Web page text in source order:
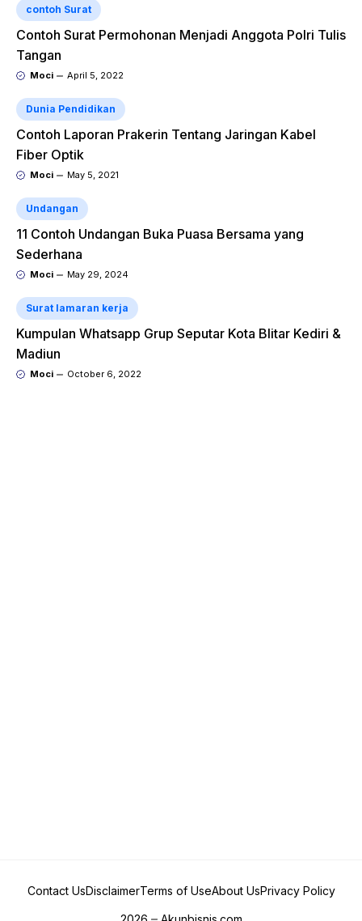
contoh Surat
Contoh Surat Permohonan Menjadi Anggota Polri Tulis
Tangan
Moci April 5, 2022
Dunia Pendidikan
Contoh Laporan Prakerin Tentang Jaringan Kabel
Fiber Optik
Moci May 5, 2021
Undangan
11 Contoh Undangan Buka Puasa Bersama yang
Sederhana
Moci May 29, 2024
Surat lamaran kerja
Kumpulan Whatsapp Grup Seputar Kota Blitar Kediri &
Madiun
Moci October 6, 2022
Contact UsDisclaimerTerms of UseAbout UsPrivacy Policy